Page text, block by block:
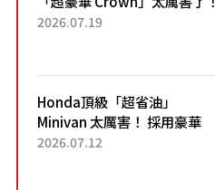
採用由「匠人技藝」打造的
2026.07.19
Honda頂級「超省油」
Minivan 太厲害！ 採用豪華
「真皮座椅」與專屬「黑色內
2026.07.12